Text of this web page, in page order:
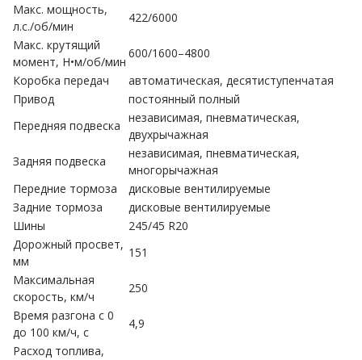
Макс. мощность,
л.с./об/мин
422/6000
Макс. крутящий
момент, Н•м/об/мин
600/1600–4800
Коробка передач
автоматическая, десятиступенчатая
Привод
постоянный полный
Передняя подвеска
независимая, пневматическая,
двухрычажная
Задняя подвеска
независимая, пневматическая,
многорычажная
Передние тормоза
дисковые вентилируемые
Задние тормоза
дисковые вентилируемые
Шины
245/45 R20
Дорожный просвет,
мм
151
Максимальная
скорость, км/ч
250
Время разгона с 0
до 100 км/ч, с
4,9
Расход топлива,